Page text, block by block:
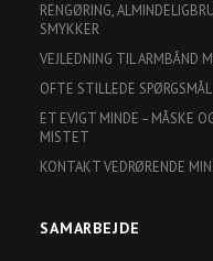
RENGØRING,
SMYKKER
VEJLEDNING TIL ARMBÅND
OFTE STILLEDE SPØRGSMÅL
ET EVIGT MINDE – MÅSKE
MISTET
KONTAKT VEDRØRENDE
SAMARBEJDE